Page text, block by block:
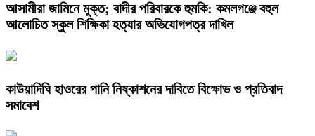
আসামীরা জামিনে মুক্ত; বাদীর পরিবারকে হুমকি: কমলগঞ্জে বহুল
আলোচিত স্কুল শিক্ষিকা হত্যার অভিযোগপত্র দাখিল
কাউয়াদিঘি হাওরের পানি নিষ্কাশনের দাবিতে বিক্ষোভ ও প্রতিবাদ
সমাবেশ